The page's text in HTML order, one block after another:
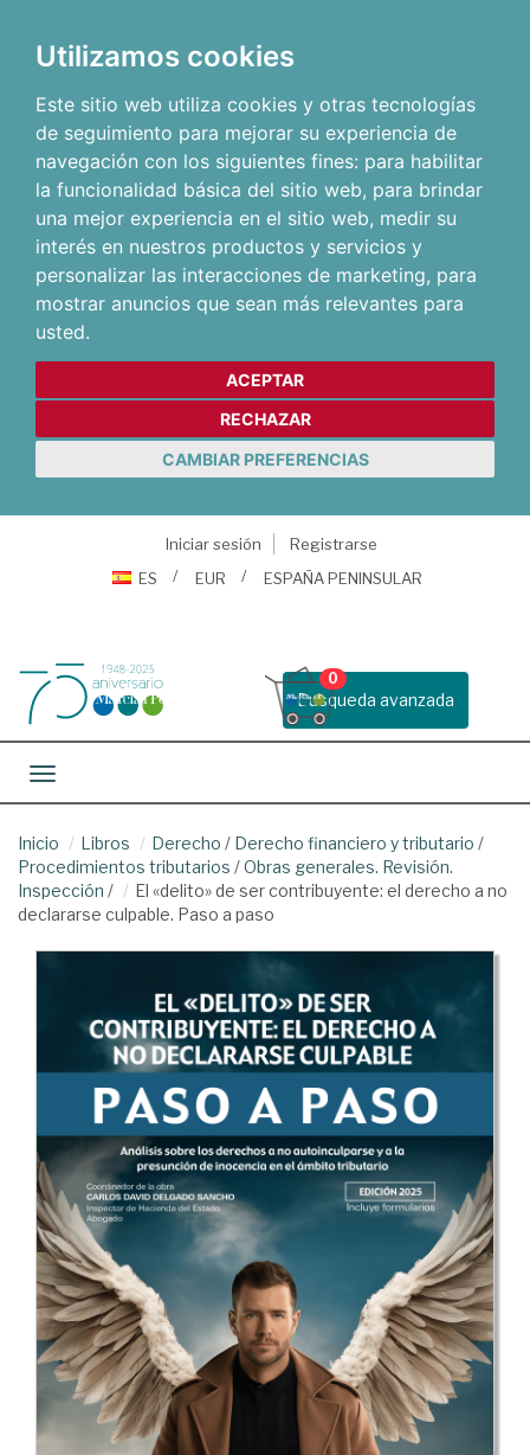
Utilizamos cookies
Este sitio web utiliza cookies y otras tecnologías
de seguimiento para mejorar su experiencia de
navegación con los siguientes fines: para habilitar
la funcionalidad básica del sitio web, para brindar
una mejor experiencia en el sitio web, medir su
interés en nuestros productos y servicios y
personalizar las interacciones de marketing, para
mostrar anuncios que sean más relevantes para
usted.
ACEPTAR
RECHAZAR
CAMBIAR PREFERENCIAS
Iniciar sesión
Registrarse
ES
EUR ESPAÑA PENINSULAR
Busqueda avanzada
0
Toggle navigation
Inicio Libros Derecho / Derecho financiero y tributario /
Procedimientos tributarios /Obras generales. Revisión.
Inspección /
El «delito» de ser contribuyente: el derecho a no
declararse culpable. Paso a paso